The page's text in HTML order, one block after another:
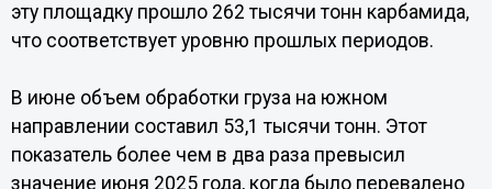
эту площадку прошло 262 тысячи тонн карбамида,
что соответствует уровню прошлых периодов.
В июне объем обработки груза на южном
направлении составил 53,1 тысячи тонн. Этот
показатель более чем в два раза превысил
значение июня 2025 года, когда было перевалено